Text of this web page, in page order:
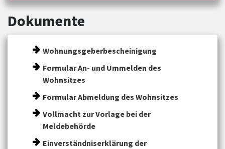
Dokumente
Wohnungsgeberbescheinigung
Formular An- und Ummelden des
Wohnsitzes
Formular Abmeldung des Wohnsitzes
Vollmacht zur Vorlage bei der
Meldebehörde
Einverständniserklärung der